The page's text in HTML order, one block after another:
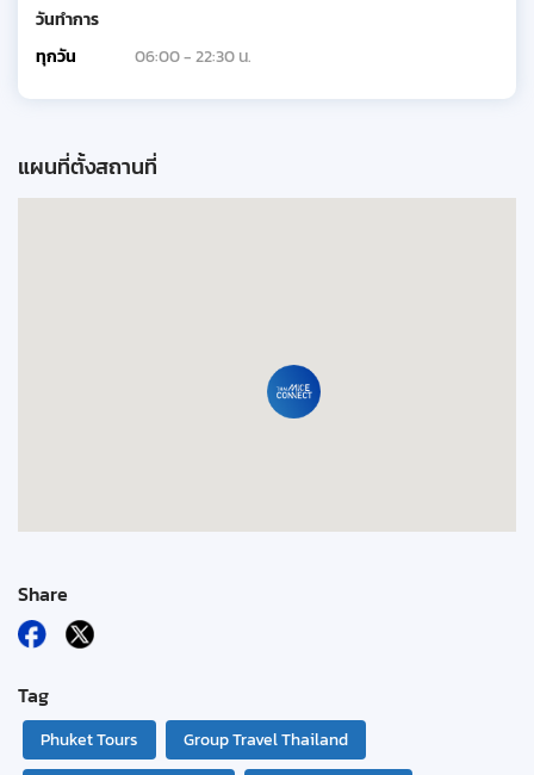
วันทำการ
ทุกวัน
06:00 - 22:30 น.
แผนที่ตั้งสถานที่
Share
Tag
Phuket Tours
Group Travel Thailand